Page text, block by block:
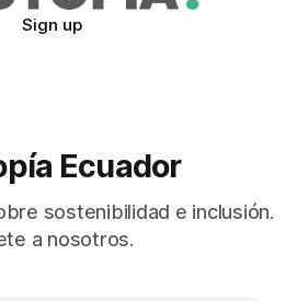
Sign up
Ecuador
sostenibilidad e inclusión.
a nosotros.